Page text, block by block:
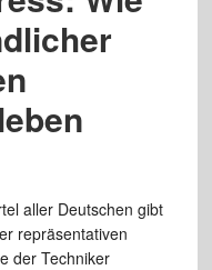
aller Deutschen gibt
repräsentativen
der Techniker